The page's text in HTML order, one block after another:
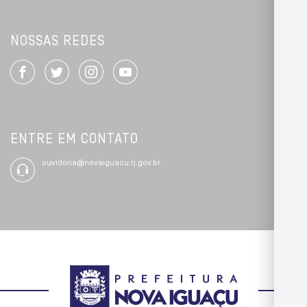
NOSSAS REDES
ENTRE EM CONTATO
ouvidoria@novaiguacu.rj.gov.br